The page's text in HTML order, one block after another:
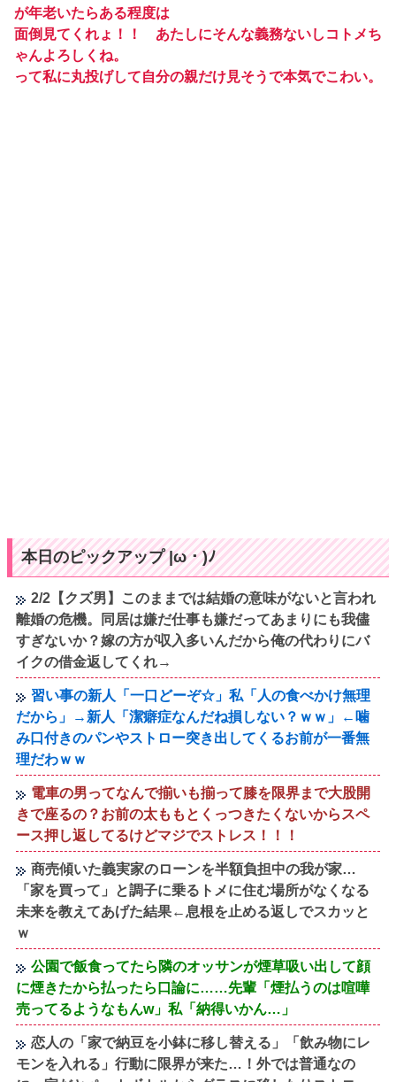
が年老いたらある程度は
面倒見てくれょ！！ あたしにそんな義務ないしコトメち
ゃんよろしくね。
って私に丸投げして自分の親だけ見そうで本気でこわい。
本日のピックアップ |ω・)ﾉ
2/2【クズ男】このままでは結婚の意味がないと言われ
離婚の危機。同居は嫌だ仕事も嫌だってあまりにも我儘
すぎないか？嫁の方が収入多いんだから俺の代わりにバ
イクの借金返してくれ→
習い事の新人「一口どーぞ☆」私「人の食べかけ無理
だから」→新人「潔癖症なんだね損しない？ｗｗ」←噛
み口付きのパンやストロー突き出してくるお前が一番無
理だわｗｗ
電車の男ってなんで揃いも揃って膝を限界まで大股開
きで座るの？お前の太ももとくっつきたくないからスペ
ース押し返してるけどマジでストレス！！！
商売傾いた義実家のローンを半額負担中の我が家…
「家を買って」と調子に乗るトメに住む場所がなくなる
未来を教えてあげた結果←息根を止める返しでスカッと
ｗ
公園で飯食ってたら隣のオッサンが煙草吸い出して顔
に煙きたから払ったら口論に……先輩「煙払うのは喧嘩
売ってるようなもんw」私「納得いかん…」
恋人の「家で納豆を小鉢に移し替える」「飲み物にレ
モンを入れる」行動に限界が来た…！外では普通なの